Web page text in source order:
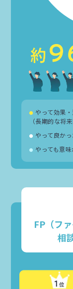
● やって効果
（長期的な将
● やって良か
● やっても意
FP（フ
相